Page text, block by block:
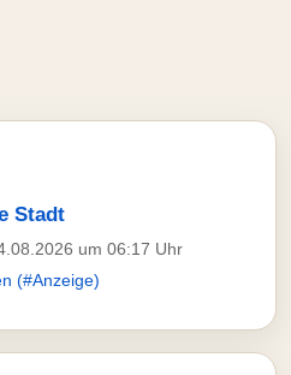
Stadt
um 06:17 Uhr
(#Anzeige)